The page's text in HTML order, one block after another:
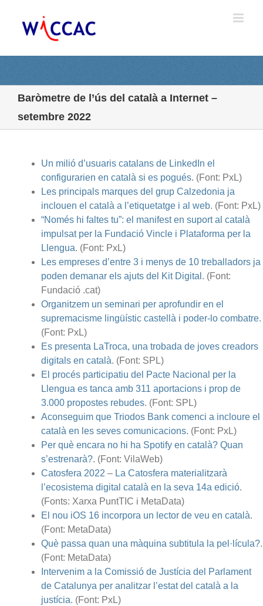
content
Baròmetre de l’ús del català a Internet –
setembre 2022
Un milió d’usuaris catalans de LinkedIn el
configurarien en català si es pogués. (Font: PxL)
Les principals marques del grup Calzedonia ja
inclouen el català a l’etiquetatge i al web. (Font: PxL)
“Només hi faltes tu”: el manifest en suport al català
impulsat per la Fundació Vincle i Plataforma per la
Llengua. (Font: PxL)
Les empreses d’entre 3 i menys de 10 treballadors ja
poden demanar els ajuts del Kit Digital . (Font:
Fundació .cat)
Organitzem un seminari per aprofundir en el
supremacisme lingüístic castellà i poder-lo combatre.
(Font: PxL)
Es presenta LaTroca, una trobada de joves creadors
digitals en català. (Font: SPL)
El procés participatiu del Pacte Nacional per la
Llengua es tanca amb 311 aportacions i prop de
3.000 propostes rebudes. (Font: SPL)
Aconseguim que Triodos Bank comenci a incloure el
català en les seves comunicacions. (Font: PxL)
Per què encara no hi ha Spotify en català? Quan
s’estrenarà?. (Font: VilaWeb)
Catosfera 2022 – La Catosfera materialitzarà
l’ecosistema digital català en la seva 14a edició.
(Fonts: Xarxa PuntTIC i MetaData)
El nou iOS 16 incorpora un lector de veu en català.
(Font: MetaData)
Què passa quan una màquina subtitula la pel·lícula?.
(Font: MetaData)
Intervenim a la Comissió de Justícia del Parlament
de Catalunya per analitzar l’estat del català a la
justícia. (Font: PxL)